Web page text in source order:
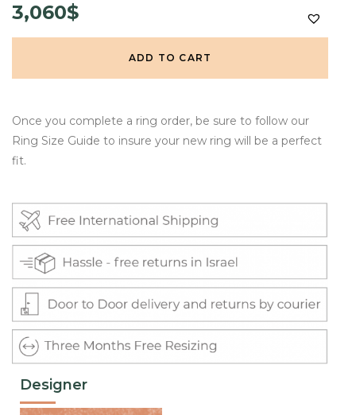
3,060$
ADD TO CART
Once you complete a ring order, be sure to follow our
Ring Size Guide to insure your new ring will be a perfect
fit.
Designer